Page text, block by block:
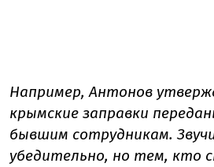
Например, Антонов
крымские заправки
бывшим сотрудникам.
убедительно, но тем, кто